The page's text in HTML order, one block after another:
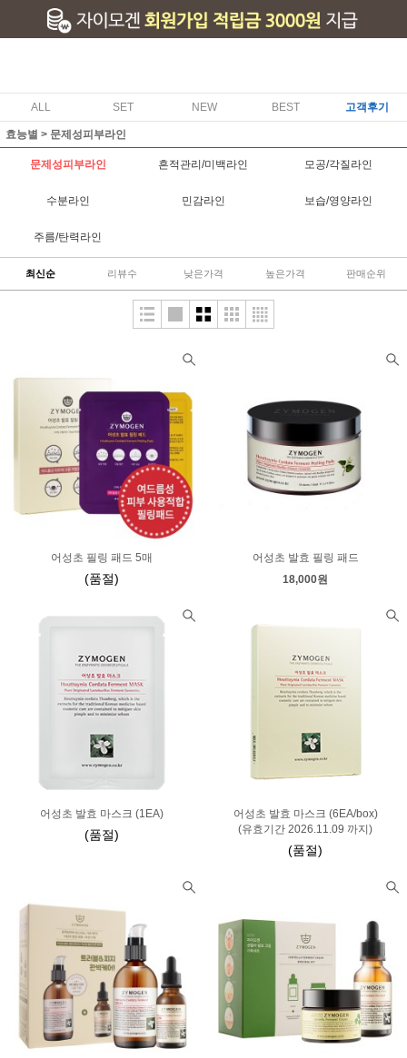
ALL SET NEW BEST 고객후기
효능별 > 문제성피부라인
문제성피부라인 흔적관리/미백라인 모공/각질라인
수분라인 민감라인 보습/영양라인
주름/탄력라인
최신순 리뷰수 낮은가격 높은가격 판매순위
어성초 필링 패드 5매
(품절)
어성초 발효 필링 패드
18,000원
어성초 발효 마스크 (1EA)
(품절)
어성초 발효 마스크 (6EA/box)
(유효기간 2026.11.09 까지)
(품절)